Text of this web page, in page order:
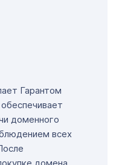
Гарантом
доменного
всех